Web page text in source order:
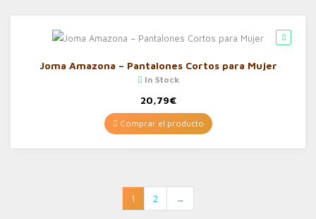
Joma Amazona – Pantalones Cortos para Mujer
In Stock
20,79€
Comprar el producto
1 2 →